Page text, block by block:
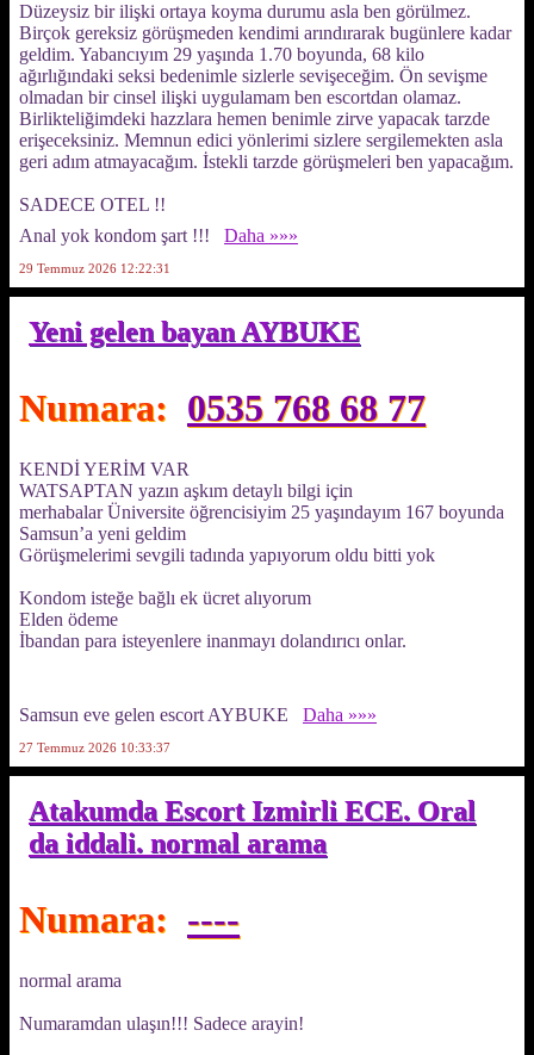
Düzeysiz bir ilişki ortaya koyma durumu asla ben görülmez.
Birçok gereksiz görüşmeden kendimi arındırarak bugünlere kadar
geldim. Yabancıyım 29 yaşında 1.70 boyunda, 68 kilo
ağırlığındaki seksi bedenimle sizlerle sevişeceğim. Ön sevişme
olmadan bir cinsel ilişki uygulamam ben escortdan olamaz.
Birlikteliğimdeki hazzlara hemen benimle zirve yapacak tarzde
erişeceksiniz. Memnun edici yönlerimi sizlere sergilemekten asla
geri adım atmayacağım. İstekli tarzde görüşmeleri ben yapacağım.
SADECE OTEL !!
Anal yok kondom şart !!!
Daha »»»
29 Temmuz 2026 12:22:31
Yeni gelen bayan AYBUKE
Numara: 0535 768 68 77
KENDİ YERİM VAR
WATSAPTAN yazın aşkım detaylı bilgi için
merhabalar Üniversite öğrencisiyim 25 yaşındayım 167 boyunda
Samsun’a yeni geldim
Görüşmelerimi sevgili tadında yapıyorum oldu bitti yok
Kondom isteğe bağlı ek ücret alıyorum
Elden ödeme
İbandan para isteyenlere inanmayı dolandırıcı onlar.
Samsun eve gelen escort AYBUKE Daha »»»
27 Temmuz 2026 10:33:37
Atakumda Escort Izmirli ECE. Oral
da iddali. normal arama
Numara: ----
normal arama
Numaramdan ulaşın!!! Sadece arayin!